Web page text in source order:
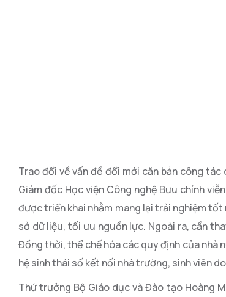
Trao đổi về vấn đề đổi mới căn bản công
Giám đốc Học viện Công nghệ Bưu chính
được triển khai nhằm mang lại trải nghiệm
sở dữ liệu, tối ưu nguồn lực. Ngoài ra, cần
Đồng thời, thể chế hóa các quy định của nhà
hệ sinh thái số kết nối nhà trường, sinh viên
Thứ trưởng Bộ Giáo dục và Đào tạo Hoàng